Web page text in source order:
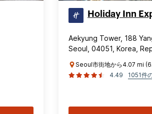
Holiday Inn
Aekyung Tower, 188
Seoul, 04051, Korea,
Seoul市街地から4.07 mi
4.49
1051件